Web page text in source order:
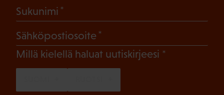
Sukunimi
Sähköpostiosoite
Millä kielellä haluat uutiskirjeesi (Pakollinen)